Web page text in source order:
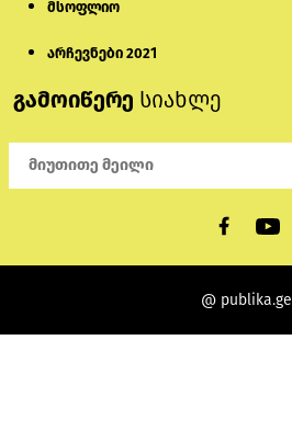
მსოფლიო
არჩევნები 2021
გამოიწერე სიახლე
@ publika.ge